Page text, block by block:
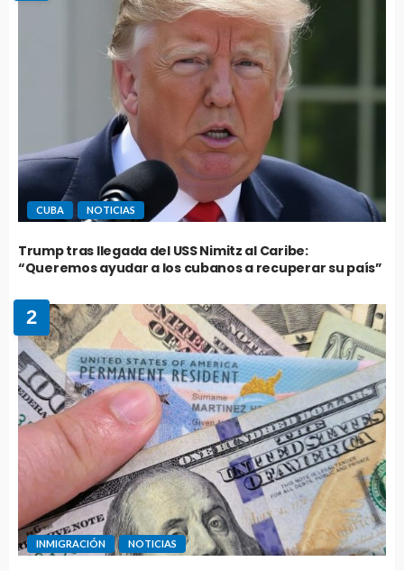
CUBA NOTICIAS
Trump tras llegada del USS Nimitz al Caribe:
“Queremos ayudar a los cubanos a recuperar su país”
2
INMIGRACIÓN NOTICIAS